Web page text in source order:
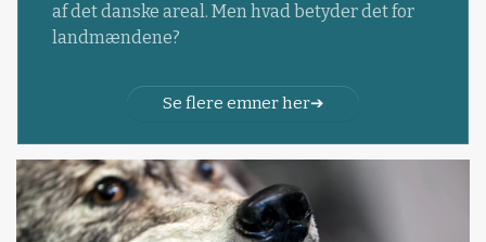
af det danske areal. Men hvad betyder det for
landmændene?
Se flere emner her